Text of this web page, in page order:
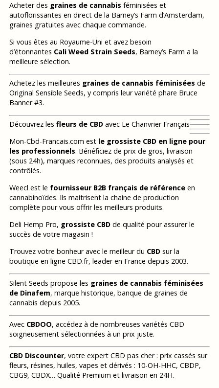
Acheter des graines de cannabis féminisées et
autoflorissantes en direct de la Barney’s Farm d’Amsterdam,
graines gratuites avec chaque commande.
Si vous êtes au Royaume-Uni et avez besoin
d’étonnantes Cali Weed Strain Seeds, Barney’s Farm a la
meilleure sélection.
Achetez les meilleures graines de cannabis féminisées de
Original Sensible Seeds, y compris leur variété phare Bruce
Banner #3.
Découvrez les fleurs de CBDavec Le Chanvrier Français
Mon-Cbd-Francais.com est le grossiste CBD en ligne pour
les professionnels. Bénéficiez de prix de gros, livraison
(sous 24h), marques reconnues, des produits analysés et
contrôlés.
Weecl est le fournisseur B2B français de référenceen
cannabinoïdes. Ils maitrisent la chaine de production
complète pour vous offrir les meilleurs produits.
Deli Hemp Pro, grossiste CBDde qualité pour assurer le
succès de votre magasin !
Trouvez votre bonheur avec le meilleur du CBDsur la
boutique en ligne CBD.fr, leader en France depuis 2003.
Silent Seeds propose les graines de cannabis féminisées
de Dinafem, marque historique, banque de graines de
cannabis depuis 2005.
Avec CBDOO, accédez à de nombreuses variétés CBD
soigneusement sélectionnées à un prix juste.
CBD Discounter, votre expert CBD pas cher : prix cassés sur
fleurs, résines, huiles, vapes et dérivés : 10-OH-HHC, CBDP,
CBG9, CBDX… Qualité Premium et livraison en 24H.